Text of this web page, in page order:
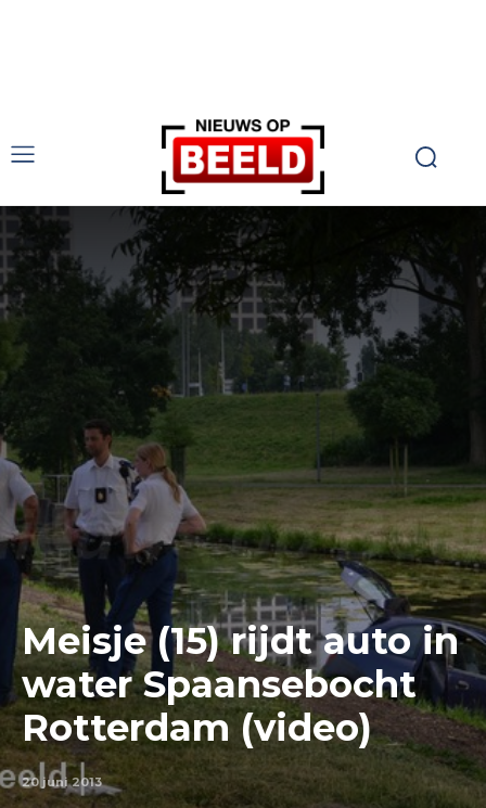
Meisje (15) rijdt auto in
water Spaansebocht
Rotterdam (video)
20 juni 2013